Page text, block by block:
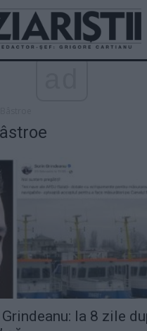
la 8 zile